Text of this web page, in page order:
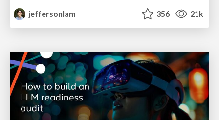
jeffersonlam
356 21k